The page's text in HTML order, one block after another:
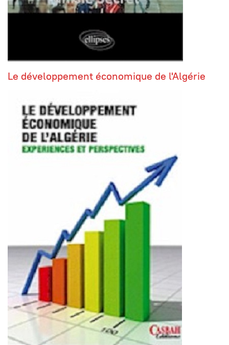
Le développement économique de l'Algérie